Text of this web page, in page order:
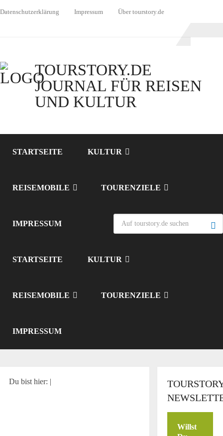
Datenschutzerklärung Impressum Über tourstory.de
TOURSTORY.DE
JOURNAL FÜR REISEN
UND KULTUR
STARTSEITE KULTUR
REISEMOBILE TOURENZIELE
IMPRESSUM
STARTSEITE KULTUR
REISEMOBILE TOURENZIELE
IMPRESSUM
Du bist hier: |
Willst